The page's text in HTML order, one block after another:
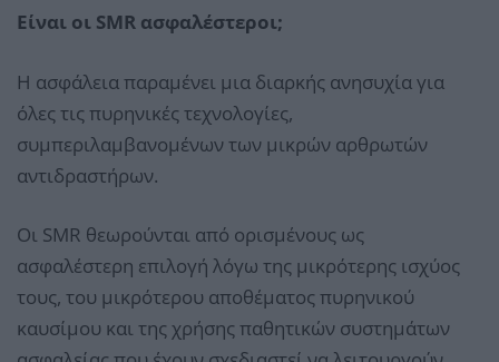
Είναι οι SMR ασφαλέστεροι;
Η ασφάλεια παραμένει μια διαρκής ανησυχία για
όλες τις πυρηνικές τεχνολογίες,
συμπεριλαμβανομένων των μικρών αρθρωτών
αντιδραστήρων.
Οι SMR θεωρούνται από ορισμένους ως
ασφαλέστερη επιλογή λόγω της μικρότερης ισχύος
τους, του μικρότερου αποθέματος πυρηνικού
καυσίμου και της χρήσης παθητικών συστημάτων